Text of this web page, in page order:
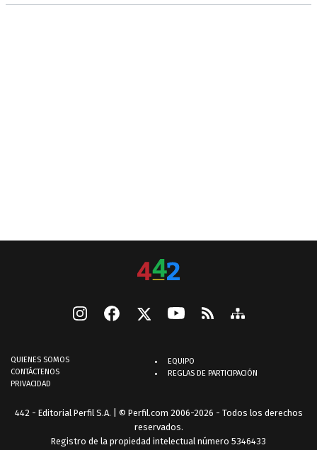
QUIENES SOMOS
CONTÁCTENOS
PRIVACIDAD
EQUIPO
REGLAS DE PARTICIPACIÓN
442 - Editorial Perfil S.A. | © Perfil.com 2006-2026 - Todos los derechos
reservados.
Registro de la propiedad intelectual número 5346433